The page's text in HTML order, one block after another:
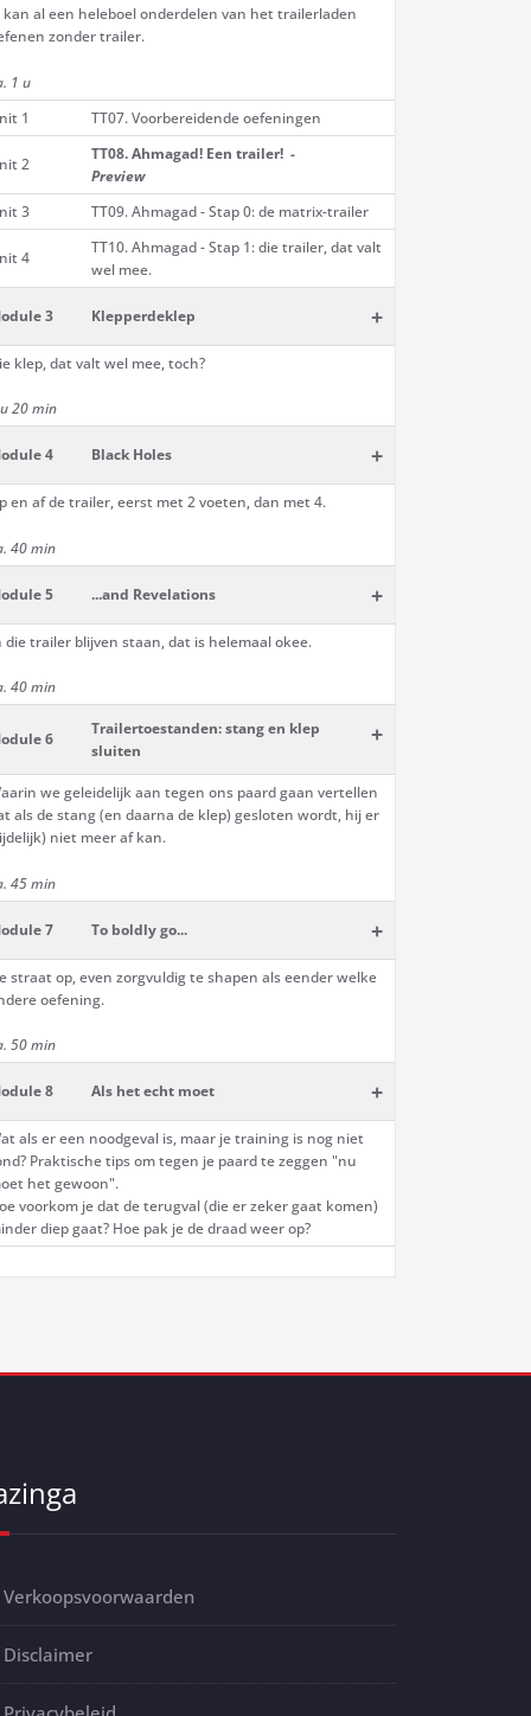
kan al een heleboel onderdelen van het trailerladen
zonder trailer.
1 u
1
TT07. Voorbereidende oefeningen
2
TT08. Ahmagad! Een trailer! -
Preview
3
TT09. Ahmagad - Stap 0: de matrix-trailer
4
TT10. Ahmagad - Stap 1: die trailer, dat valt
wel mee.
3 Klepperdeklep +
klep, dat valt wel mee, toch?
20 min
4 Black Holes +
en af de trailer, eerst met 2 voeten, dan met 4.
40 min
5 ...and Revelations +
die trailer blijven staan, dat is helemaal okee.
40 min
6
Trailertoestanden: stang en klep
sluiten
+
we geleidelijk aan tegen ons paard gaan vertellen
als de stang (en daarna de klep) gesloten wordt, hij er
niet meer af kan.
45 min
7 To boldly go... +
straat op, even zorgvuldig te shapen als eender welke
oefening.
50 min
8 Als het echt moet +
als er een noodgeval is, maar je training is nog niet
Praktische tips om tegen je paard te zeggen "nu
het gewoon".
voorkom je dat de terugval (die er zeker gaat komen)
diep gaat? Hoe pak je de draad weer op?
Verkoopsvoorwaarden
Disclaimer